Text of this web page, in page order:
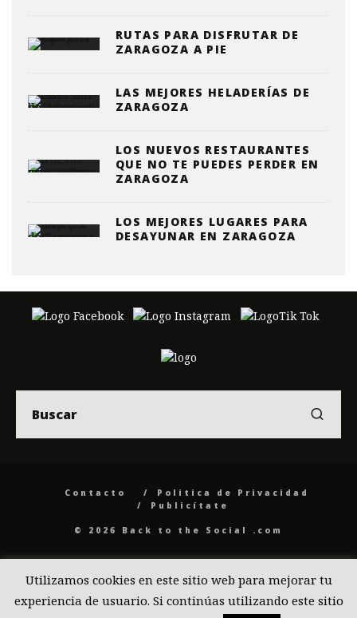
RUTAS PARA DISFRUTAR DE
ZARAGOZA A PIE
LAS MEJORES HELADERÍAS DE
ZARAGOZA
LOS NUEVOS RESTAURANTES
QUE NO TE PUEDES PERDER EN
ZARAGOZA
LOS MEJORES LUGARES PARA
DESAYUNAR EN ZARAGOZA
Contacto
Politica de Privacidad
Publicítate
© 2026 Back to the Social .com
Utilizamos cookies en este sitio web para mejorar tu
experiencia de usuario. Si continúas utilizando este sitio